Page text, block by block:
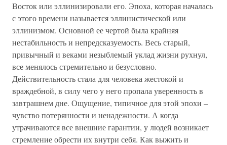
Восток или эллинизировали его. Эпоха, которая началась
с этого времени называется эллинистической или
эллинизмом. Основной ее чертой была крайняя
нестабильность и непредсказуемость. Весь старый,
привычный и веками незыблемый уклад жизни рухнул,
все менялось стремительно и безусловно.
Действительность стала для человека жестокой и
враждебной, в силу чего у него пропала уверенность в
завтрашнем дне. Ощущение, типичное для этой эпохи –
чувство потерянности и ненадежности. А когда
утрачиваются все внешние гарантии, у людей возникает
стремление обрести их внутри себя. Как выжить и